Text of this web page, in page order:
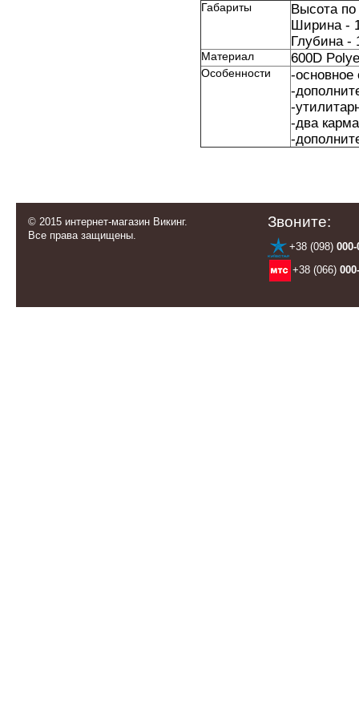
Габариты
Высота
Ширина
Глубина -
Материал 600D
Особенности
-
-
-
-два
-
© 2015 интернет-магазин Викинг.
Все права защищены.
Звоните:
+38 (098) 000-
+38 (066)